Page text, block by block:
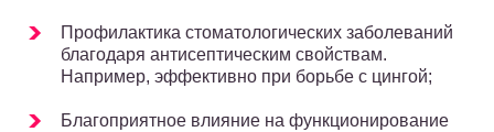
Профилактика стоматологических заболеваний
благодаря антисептическим свойствам.
Например, эффективно при борьбе с цингой;
Благоприятное влияние на функционирование